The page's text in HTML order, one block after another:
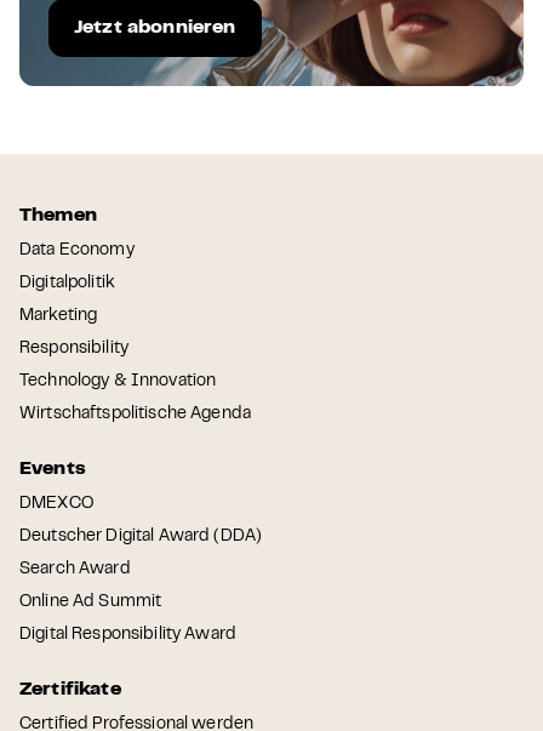
Jetzt abonnieren
Themen
Data Economy
Digitalpolitik
Marketing
Responsibility
Technology & Innovation
Wirtschaftspolitische Agenda
Events
DMEXCO
Deutscher Digital Award (DDA)
Search Award
Online Ad Summit
Digital Responsibility Award
Zertifikate
Certified Professional werden